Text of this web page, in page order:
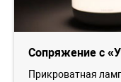
Сопряжение с
Прикроватная